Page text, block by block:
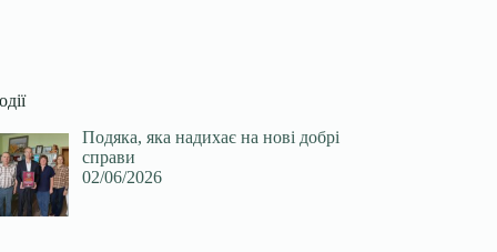
Подяка, яка надихає на нові добрі
справи
02/06/2026